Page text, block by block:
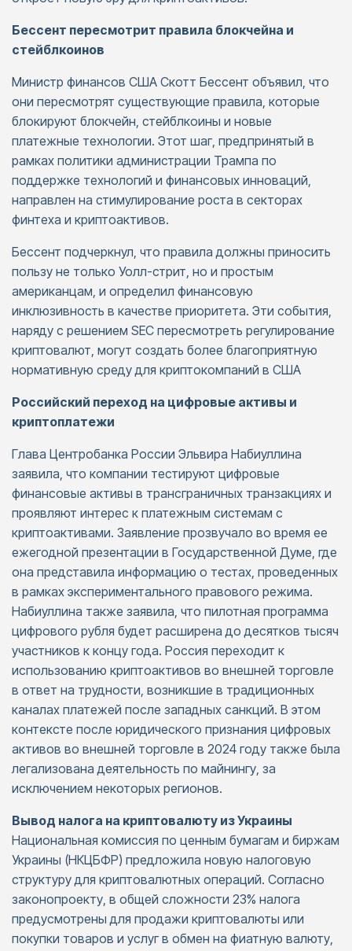
Бессент пересмотрит правила блокчейна и
стейблкоинов
Министр финансов США Скотт Бессент объявил, что
они пересмотрят существующие правила, которые
блокируют блокчейн, стейблкоины и новые
платежные технологии. Этот шаг, предпринятый в
рамках политики администрации Трампа по
поддержке технологий и финансовых инноваций,
направлен на стимулирование роста в секторах
финтеха и криптоактивов.
Бессент подчеркнул, что правила должны приносить
пользу не только Уолл-стрит, но и простым
американцам, и определил финансовую
инклюзивность в качестве приоритета. Эти события,
наряду с решением SEC пересмотреть регулирование
криптовалют, могут создать более благоприятную
нормативную среду для криптокомпаний в США
Российский переход на цифровые активы и
криптоплатежи
Глава Центробанка России Эльвира Набиуллина
заявила, что компании тестируют цифровые
финансовые активы в трансграничных транзакциях и
проявляют интерес к платежным системам с
криптоактивами. Заявление прозвучало во время ее
ежегодной презентации в Государственной Думе, где
она представила информацию о тестах, проведенных
в рамках экспериментального правового режима.
Набиуллина также заявила, что пилотная программа
цифрового рубля будет расширена до десятков тысяч
участников к концу года. Россия переходит к
использованию криптоактивов во внешней торговле
в ответ на трудности, возникшие в традиционных
каналах платежей после западных санкций. В этом
контексте после юридического признания цифровых
активов во внешней торговле в 2024 году также была
легализована деятельность по майнингу, за
исключением некоторых регионов.
Вывод налога на криптовалюту из Украины
Национальная комиссия по ценным бумагам и биржам
Украины (НКЦБФР) предложила новую налоговую
структуру для криптовалютных операций. Согласно
законопроекту, в общей сложности 23% налога
предусмотрены для продажи криптовалюты или
покупки товаров и услуг в обмен на фиатную валюту,